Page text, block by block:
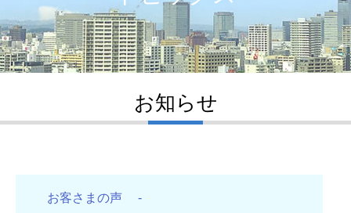
お知らせ
お客さまの声 -